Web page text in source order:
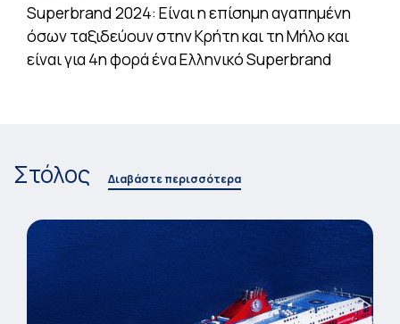
Superbrand 2024: Είναι η επίσημη αγαπημένη
όσων ταξιδεύουν στην Κρήτη και τη Μήλο και
είναι για 4η φορά ένα Ελληνικό Superbrand
Στόλος Διαβάστε περισσότερα